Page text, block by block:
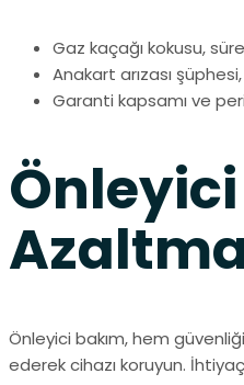
Gaz kaçağı kokusu,
Anakart arızası
Garanti kapsamı ve
Önleyici
Önleyici bakım, hem
ederek cihazı koruyun.